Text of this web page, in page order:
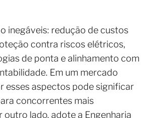
inegáveis: redução de custos
contra riscos elétricos,
de ponta e alinhamento com
Em um mercado
esses aspectos pode significar
concorrentes mais
outro lado, adote a Engenharia